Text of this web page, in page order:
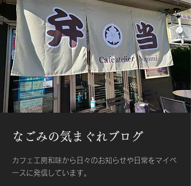
なごみの気まぐれブログ
カフェ工房和味から日々のお知らせや日常をマイペ
ースに発信しています。